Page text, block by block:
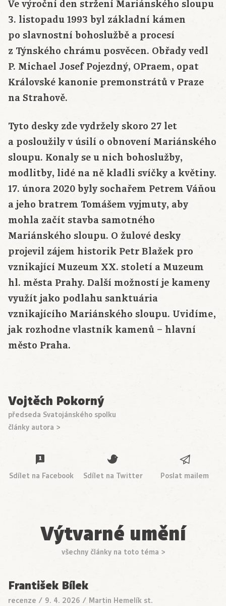
Ve výroční den stržení Mariánského sloupu
3. listopadu 1993 byl základní kámen
po slavnostní bohoslužbě a procesí
z Týnského chrámu posvěcen. Obřady vedl
P. Michael Josef Pojezdný, OPraem, opat
Královské kanonie premonstrátů v Praze
na Strahově.
Tyto desky zde vydržely skoro 27 let
a posloužily v úsilí o obnovení Mariánského
sloupu. Konaly se u nich bohoslužby,
modlitby, lidé na ně kladli svíčky a květiny.
17. února 2020 byly sochařem Petrem Váňou
a jeho bratrem Tomášem vyjmuty, aby
mohla začít stavba samotného
Mariánského sloupu. O žulové desky
projevil zájem historik Petr Blažek pro
vznikající Muzeum XX. století a Muzeum
hl. města Prahy. Další možností je kameny
využít jako podlahu sanktuária
vznikajícího Mariánského sloupu. Uvidíme,
jak rozhodne vlastník kamenů – hlavní
město Praha.
Vojtěch Pokorný
předseda Svatojánského spolku
články autora >
Sdílet na Facebook Sdílet na Twitter Poslat mailem
Výtvarné umění
všechny články na toto téma >
František Bílek
recenze / 9. 4. 2026 / Martin Hemelík st.